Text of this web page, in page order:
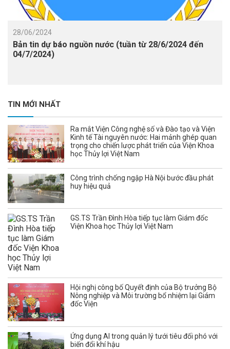
28/06/2024
Bản tin dự báo nguồn nước (tuần từ 28/6/2024 đến
04/7/2024)
TIN MỚI NHẤT
Ra mắt Viện Công nghệ số và Đào tạo và Viện
Kinh tế Tài nguyên nước: Hai mảnh ghép quan
trọng cho chiến lược phát triển của Viện Khoa
học Thủy lợi Việt Nam
Công trình chống ngập Hà Nội bước đầu phát
huy hiệu quả
GS.TS Trần Đình Hòa tiếp tục làm Giám đốc
Viện Khoa học Thủy lợi Việt Nam
Hội nghị công bố Quyết định của Bộ trưởng Bộ
Nông nghiệp và Môi trường bổ nhiệm lại Giám
đốc Viện
Ứng dụng AI trong quản lý tưới tiêu đối phó với
biến đổi khí hậu